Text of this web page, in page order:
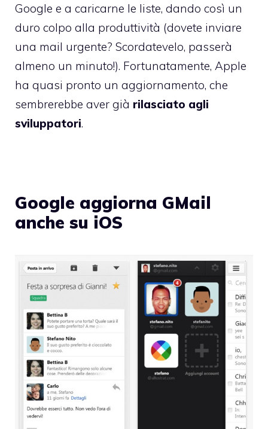
Google e a caricarne le liste, dando così un
duro colpo alla produttività (dovete inviare
una mail urgente? Scordatevelo, passerà
almeno un minuto!). Fortunatamente, Apple
ha quasi pronto un aggiornamento, che
sembrerebbe aver già rilasciato agli
sviluppatori.
Google aggiorna GMail
anche su iOS